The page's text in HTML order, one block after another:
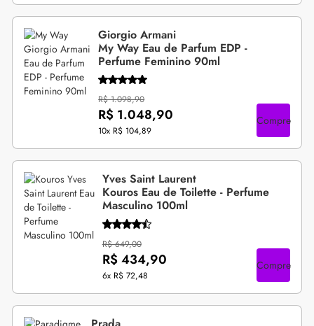
Giorgio Armani
My Way Eau de Parfum EDP -
Perfume Feminino 90ml
R$ 1.098,90
R$ 1.048,90
10x R$ 104,89
Compre
Yves Saint Laurent
Kouros Eau de Toilette - Perfume
Masculino 100ml
R$ 649,00
R$ 434,90
6x R$ 72,48
Compre